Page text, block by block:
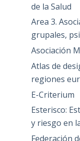
de la Salud
Area 3.
grupales,
Asociación
Atlas de
regiones
E-Criterium
Esterisco:
y riesgo en
Federación